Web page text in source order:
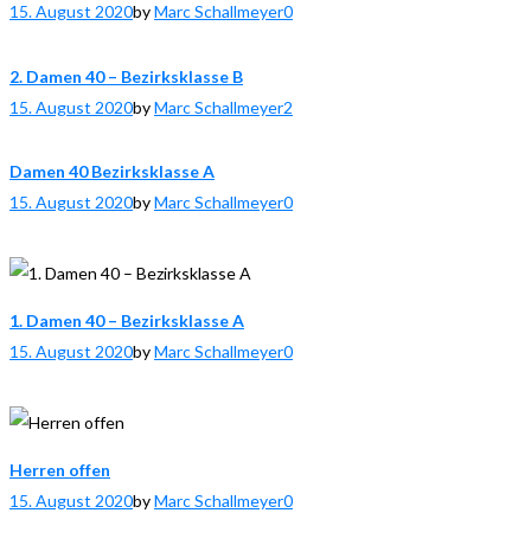
15. August 2020byMarc Schallmeyer0
2. Damen 40 – Bezirksklasse B
15. August 2020byMarc Schallmeyer2
Damen 40 Bezirksklasse A
15. August 2020byMarc Schallmeyer0
1. Damen 40 – Bezirksklasse A
15. August 2020byMarc Schallmeyer0
Herren offen
15. August 2020byMarc Schallmeyer0